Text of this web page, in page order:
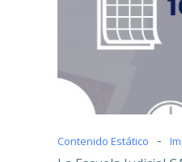
Contenido Estático -